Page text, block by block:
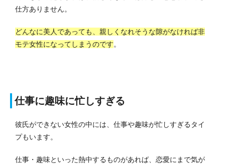
仕方ありません。
どんなに美人であっても、親しくなれそうな隙がなければ非
モテ女性になってしまうのです。
仕事に趣味に忙しすぎる
彼氏ができない女性の中には、仕事や趣味が忙しすぎるタイ
プもいます。
仕事・趣味といった熱中するものがあれば、恋愛にまで気が